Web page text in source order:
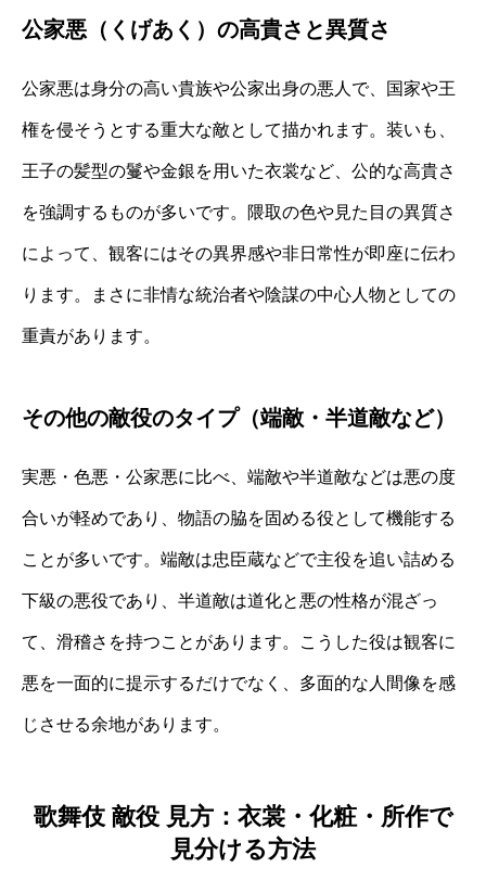
公家悪（くげあく）の高貴さと異質さ
公家悪は身分の高い貴族や公家出身の悪人で、国家や王
権を侵そうとする重大な敵として描かれます。装いも、
王子の髪型の鬘や金銀を用いた衣裳など、公的な高貴さ
を強調するものが多いです。隈取の色や見た目の異質さ
によって、観客にはその異界感や非日常性が即座に伝わ
ります。まさに非情な統治者や陰謀の中心人物としての
重責があります。
その他の敵役のタイプ（端敵・半道敵など）
実悪・色悪・公家悪に比べ、端敵や半道敵などは悪の度
合いが軽めであり、物語の脇を固める役として機能する
ことが多いです。端敵は忠臣蔵などで主役を追い詰める
下級の悪役であり、半道敵は道化と悪の性格が混ざっ
て、滑稽さを持つことがあります。こうした役は観客に
悪を一面的に提示するだけでなく、多面的な人間像を感
じさせる余地があります。
歌舞伎 敵役 見方：衣裳・化粧・所作で
見分ける方法